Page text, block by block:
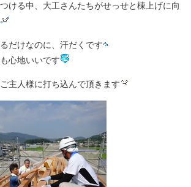
ける中、大工さんたちがせっせと棟上げに向
だけなのに、汗だくです
心地いいです
主人様に打ち込んで頂きます